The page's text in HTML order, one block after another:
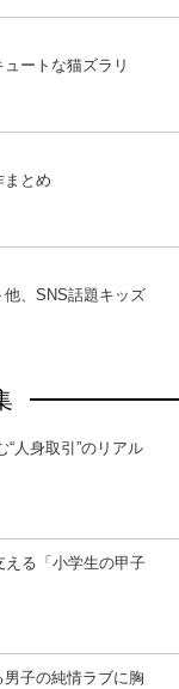
ートな猫ズラリ
とめ
、SNS話題キッズ
人身取引”のリアル
える「小学生の甲子
子の純情ラブに胸